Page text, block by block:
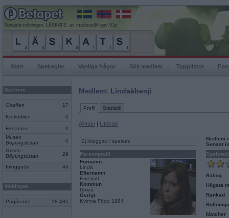
Senaste rullningen, LÄSKATS, av matteus66 gav 91p
Start Spelregler Vanliga frågor Sök medlem Topplistor
Spelrum
Giraffen 17
Krokodilen 0
Elefanten
0
Musen
Böjningslistan
0
Grisen
Böjningslistan
29
Inloggade 46
Mobilspel
Pågående 18 485
Medlem: Lindaåbenji
Profil Statistik
Allmän | Utökad
Ej inloggad i spelrum
Personprofil
Förnamn
Linda
Efternamn
Eneslätt
Kommun
Umeå
Övrigt
Kvinna Född 1984
Medlem
Senast
Rating
Högsta
Rankad
Matcher